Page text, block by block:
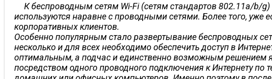
К беспроводным сетям Wi-Fi (сетям стандартов 802.11a/b/
используются наравне с проводными сетями. Более того, уже
корпоративных клиентов.
Особенно популярным стало развертывание беспроводных
несколько и для всех необходимо обеспечить доступ в
оптимальным, а подчас и единственно возможным решением
посредством одного про­вод­ного подключения к Интернету по